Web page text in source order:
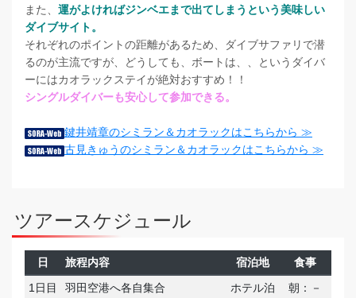
また、 運がよければジンベエまで出てしまうという美味しい
ダイブサイト。
それぞれのポイントの距離があるため、ダイブサファリで潜
るのが主流ですが、どうしても、ボートは、、というダイバ
ーにはカオラックステイが絶対おすすめ！！
シングルダイバーも安心して参加できる。
鍵井靖章のシミラン＆カオラックはこちらから ≫
古見きゅうのシミラン＆カオラックはこちらから ≫
ツアースケジュール
日 旅程内容 宿泊地
食事
1日目
羽田空港へ各自集合 ホテル泊
朝：－